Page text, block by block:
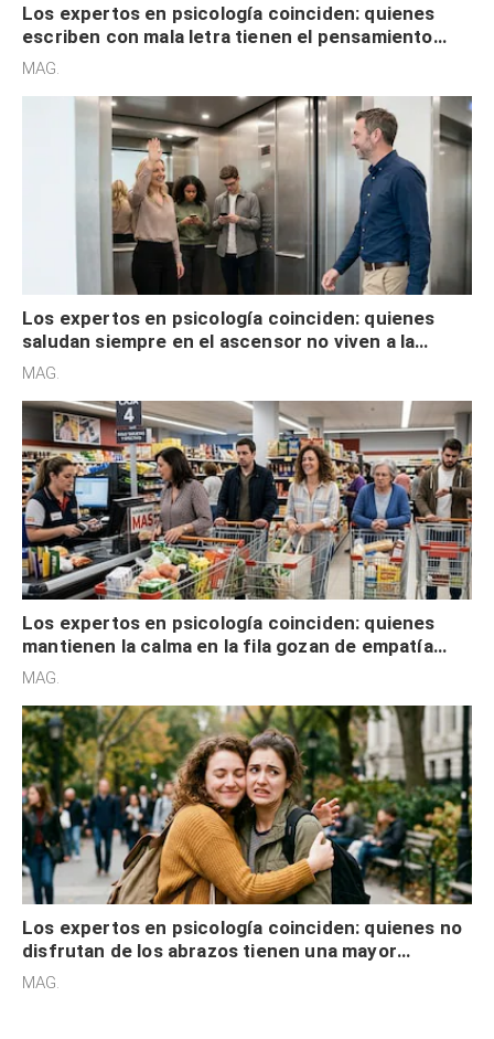
Los expertos en psicología coinciden: quienes
escriben con mala letra tienen el pensamiento
acelerado y no lo hacen por desinterés
MAG.
Los expertos en psicología coinciden: quienes
saludan siempre en el ascensor no viven a la
defensiva y tienen apertura social
MAG.
Los expertos en psicología coinciden: quienes
mantienen la calma en la fila gozan de empatía
cognitiva, gratitud y no solo tienen autocontrol
MAG.
Los expertos en psicología coinciden: quienes no
disfrutan de los abrazos tienen una mayor
sensibilidad a los estímulos físicos y no es por
MAG.